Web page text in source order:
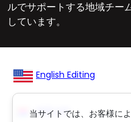
当サイトでは、お客様に
ルでサポートする地域チー
しています。
English Editing
영문교정